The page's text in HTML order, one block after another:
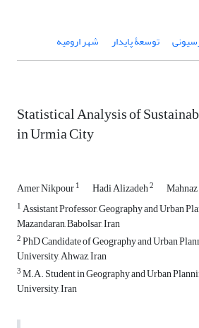
توسعۀ پایدار شهر ارومیه
Statistical Analysis of
in Urmia City
Amer Nikpour1 Hadi Alizadeh2
1Assistant Professor, Geography and Urban
Mazandaran, Babolsar, Iran
2PhD Candidate of Geography and Urban
University, Ahwaz, Iran
3M.A. Student in Geography and Urban
University, Iran